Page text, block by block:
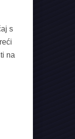
s
na